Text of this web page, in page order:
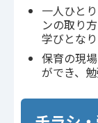
一人ひと
ンの取り
学びとなり
保育の現
ができ、